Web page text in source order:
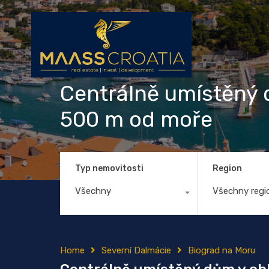
Centrálně umístěný
500 m od moře
Typ nemovitosti
Všechny
Region
Všechny
Home Severní Dalmácie Biograd na Moru